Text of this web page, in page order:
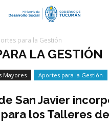
para la Gestión
LA GESTIÓN
Mayores Aportes para la Gestión
San Javier
los Talleres